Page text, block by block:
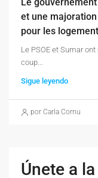
Le
et une majoration
pour les
Le PSOE et Sumar
coup...
Sigue leyendo
por Carla Cornu
Únete a